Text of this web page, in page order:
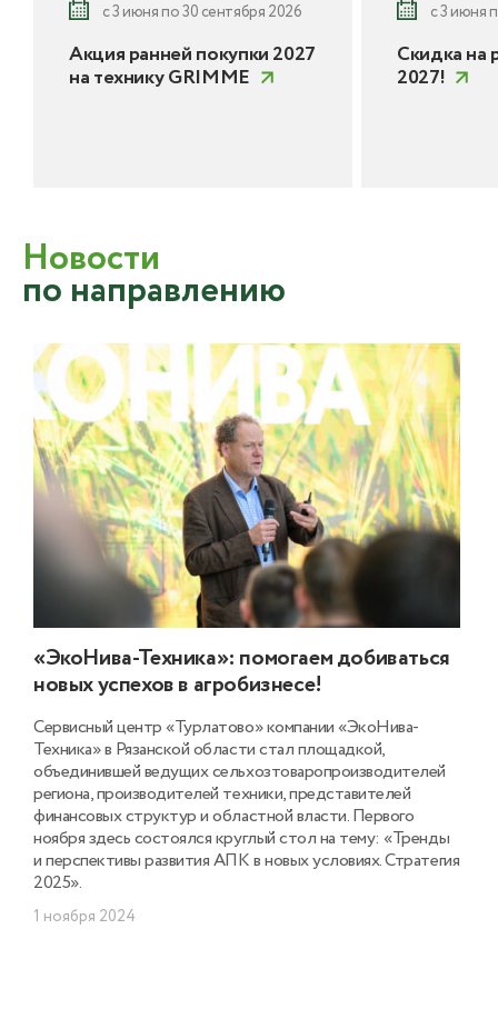
с 3 июня по 30 сентября 2026
Акция ранней покупки 2027
на технику GRIMME
с 3 июня
Скидка на
2027!
Новости
по направлению
«ЭкоНива-Техника»: помогаем добиваться
новых успехов в агробизнесе!
Сервисный центр «Турлатово» компании «ЭкоНива-
Техника» в Рязанской области стал площадкой,
объединившей ведущих сельхозтоваропроизводителей
региона, производителей техники, представителей
финансовых структур и областной власти. Первого
ноября здесь состоялся круглый стол на тему: «Тренды
и перспективы развития АПК в новых условиях. Стратегия
2025».
1 ноября 2024